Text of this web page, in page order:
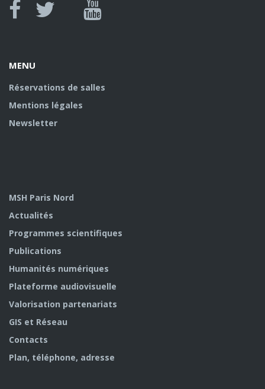
Canal
MENU
Réservations de salles
Mentions légales
Newsletter
MSH Paris Nord
Actualités
Programmes scientifiques
Publications
Humanités numériques
Plateforme audiovisuelle
Valorisation partenariats
GIS et Réseau
Contacts
Plan, téléphone, adresse